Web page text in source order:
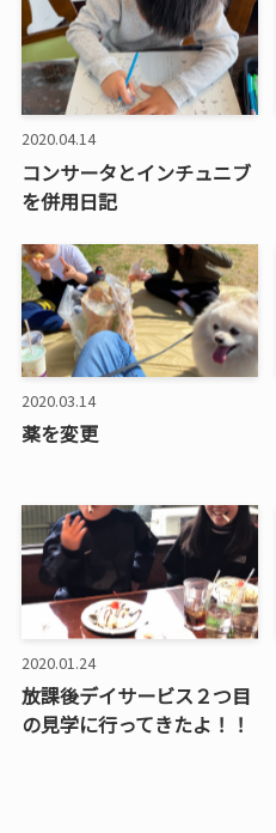
2020.04.14
コンサータとインチュニブ
を併用日記
2020.03.14
薬を変更
2020.01.24
放課後デイサービス２つ目
の見学に行ってきたよ！！